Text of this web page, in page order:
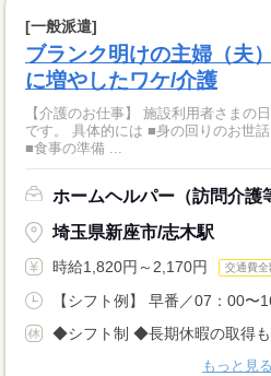
[一般派遣]
ブランク明けの主婦（夫
に増やしたワケ/介護
【介護のお仕事】 施設利用者さまの
です。 具体的には ■身の回りのお世話 ■レクリエーションの見守り
■食事の準備 ...
ホームヘルパー（訪問介護
埼玉県新座市/志木駅
時給1,820円～2,170円 交通費全
【シフト例】 早番／07：00〜
◆シフト制 ◆長期休暇の取得も
もっと見る